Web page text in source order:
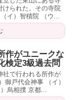
けられた。その寺院
イ）智積院 （ウ...
作がユニークな
検定3級過去問
社で行われる所作が
御戸代会神事 （イ）
烏相撲 京都...